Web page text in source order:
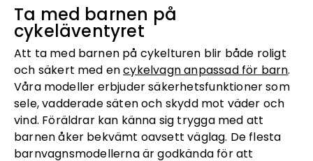
Ta med barnen på
cykeläventyret
Att ta med barnen på cykelturen blir både roligt
och säkert med encykelvagn anpassad för barn.
Våra modeller erbjuder säkerhetsfunktioner som
sele, vadderade säten och skydd mot väder och
vind. Föräldrar kan känna sig trygga med att
barnen åker bekvämt oavsett väglag. De flesta
barnvagnsmodellerna är godkända för att